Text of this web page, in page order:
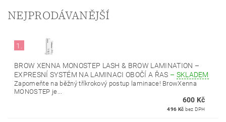
NEJPRODÁVANĚJŠÍ
1.
BROW XENNA MONOSTEP LASH & BROW LAMINATION –
EXPRESNÍ SYSTÉM NA LAMINACI OBOČÍ A ŘAS – SKLADEM
Zapomeňte na běžný tříkrokový postup laminace! BrowXenna
MONOSTEP je...
600 Kč
496 Kč bez DPH